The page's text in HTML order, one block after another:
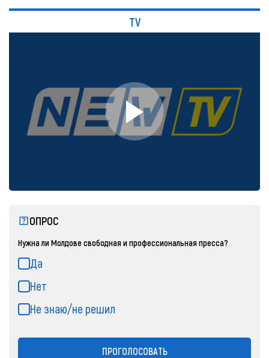
TV
ОПРОС
Нужна ли Молдове свободная и профессиональная пресса?
Да
Нет
Не знаю/не решил
ПРОГОЛОСОВАТЬ